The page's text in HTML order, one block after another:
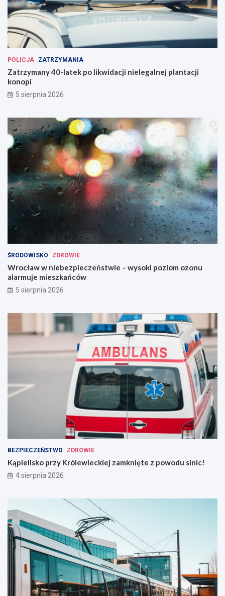
POLICJA ZATRZYMANIA
Zatrzymany 40-latek po likwidacji nielegalnej plantacji
konopi
5 sierpnia 2026
ŚRODOWISKO ZDROWIE
Wrocław w niebezpieczeństwie – wysoki poziom ozonu
alarmuje mieszkańców
5 sierpnia 2026
BEZPIECZEŃSTWO ZDROWIE
Kąpielisko przy Królewieckiej zamknięte z powodu sinic!
4 sierpnia 2026